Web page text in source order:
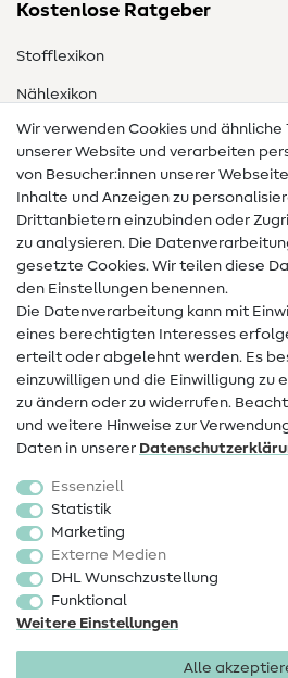
Kostenlose Ratgeber
Stofflexikon
Nählexikon
Nähanleitungen
Hilfe & Kontakt
Kontakt
Infos zum Betreiberwechsel
FAQ
Widerrufsrecht
Beliebt
Stoffe
Sale
Schnittmuster
Wir verwenden Cookies und
unserer Website und verarbeiten
von Besucher:innen unserer Webseite
Inhalte und Anzeigen zu
Drittanbietern einzubinden oder
zu analysieren. Die
gesetzte Cookies. Wir teilen diese
den Einstellungen benennen.
Die Datenverarbeitung kann mit
eines berechtigten Interesses
erteilt oder abgelehnt werden. Es
einzuwilligen und die Einwilligung zu
zu ändern oder zu widerrufen.
und weitere Hinweise zur
Daten in unserer
Essenziell
Statistik
Marketing
Externe Medien
DHL Wunschzustellung
Funktional
Weitere Einstellungen
Alle